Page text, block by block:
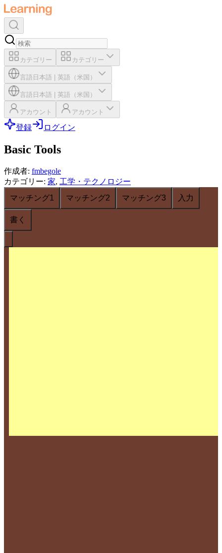
カテゴリー カテゴリー
言語 日本語 英語（米国）
言語 日本語 英語（米国）
アカウント アカウント
登録 ログイン
Basic Tools
作成者: fmbegole
カテゴリー: 家, 工学・テクノロジー
マッチング1
マッチング2 マッチング3 入力
書く